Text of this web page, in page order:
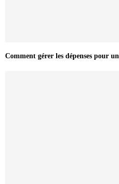
Comment gérer les dépenses pour